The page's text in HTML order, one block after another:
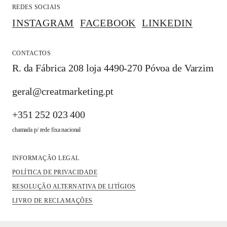
REDES SOCIAIS
INSTAGRAM FACEBOOK LINKEDIN
CONTACTOS
R. da Fábrica 208 loja 4490-270 Póvoa de Varzim
geral@creatmarketing.pt
+351 252 023 400
chamada p/ rede fixa nacional
INFORMAÇÃO LEGAL
POLÍTICA DE PRIVACIDADE
RESOLUÇÃO ALTERNATIVA DE LITÍGIOS
LIVRO DE RECLAMAÇÕES